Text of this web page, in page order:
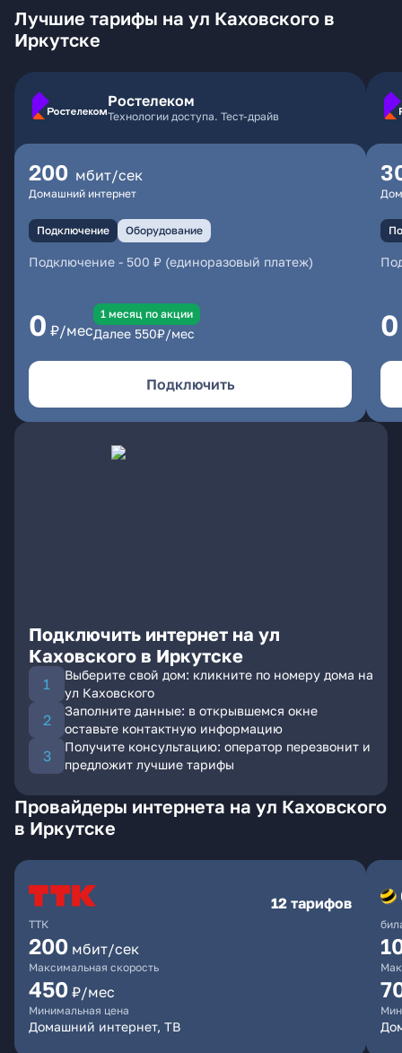
Лучшие тарифы на ул Каховского в
Иркутске
Ростелеком
Технологии доступа. Тест-драйв
200 мбит/сек
Домашний интернет
Подключение Оборудование
Подключение - 500 ₽ (единоразовый платеж)
0 ₽/мес
1 месяц по акции
Далее 550₽/мес
Подключить
0
Подключить интернет на ул
Каховского в Иркутске
Выберите свой дом: кликните по номеру дома на
ул Каховского
Заполните данные: в открывшемся окне
оставьте контактную информацию
Получите консультацию: оператор перезвонит и
предложит лучшие тарифы
Провайдеры интернета на ул Каховского
в Иркутске
ТТК
12 тарифов
200 мбит/сек
Максимальная скорость
450 ₽/мес
Минимальная цена
Домашний интернет, ТВ